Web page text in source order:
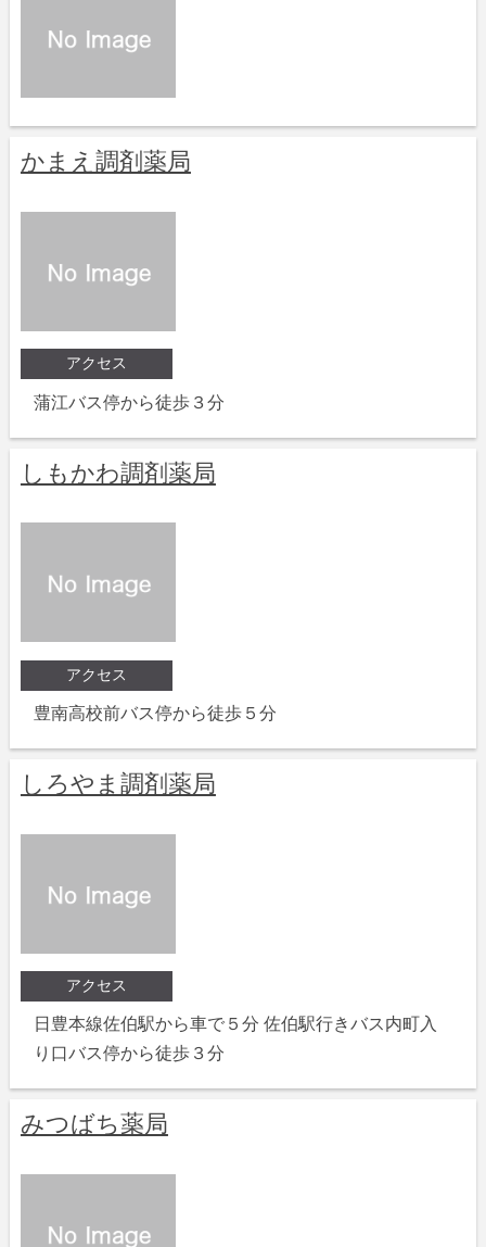
かまえ調剤薬局
アクセス
蒲江バス停から徒歩３分
しもかわ調剤薬局
アクセス
豊南高校前バス停から徒歩５分
しろやま調剤薬局
アクセス
日豊本線佐伯駅から車で５分 佐伯駅行きバス内町入
り口バス停から徒歩３分
みつばち薬局